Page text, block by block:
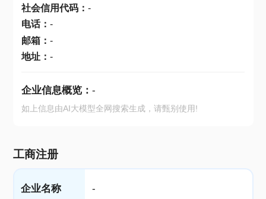
社会信用代码： -
电话： -
邮箱： -
地址： -
企业信息概览： -
如上信息由AI大模型全网搜索生成，请甄别使用!
工商注册
企业名称 -